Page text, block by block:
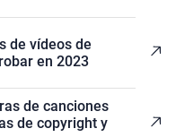
de vídeos de
en 2023
de canciones
de copyright y